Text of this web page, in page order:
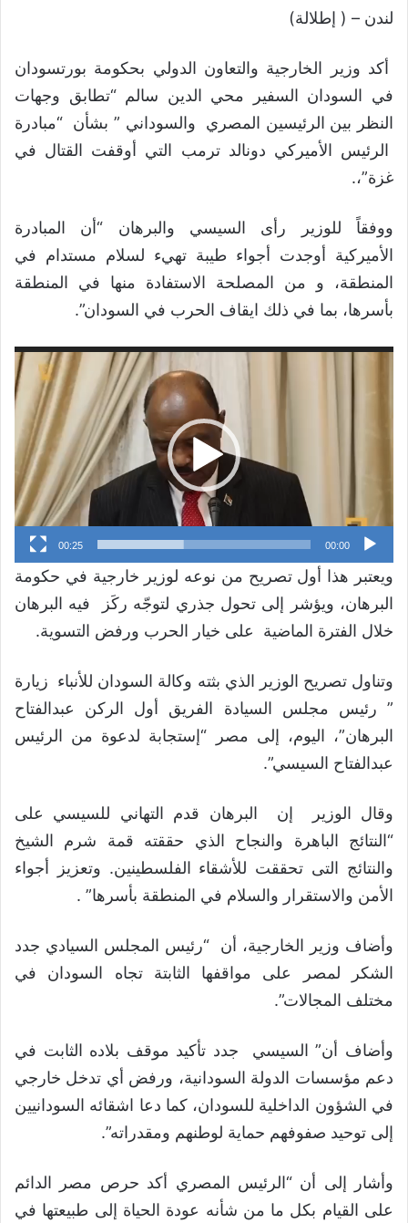
لندن – ( إطلالة)
أكد وزير الخارجية والتعاون الدولي بحكومة بورتسودان
في السودان السفير محي الدين سالم “تطابق وجهات
النظر بين الرئيسين المصري والسوداني ” بشأن “مبادرة
الرئيس الأميركي دونالد ترمب التي أوقفت القتال في
غزة”،.
ووفقاً للوزير رأى السيسي والبرهان “أن المبادرة
الأميركية أوجدت أجواء طيبة تهيء لسلام مستدام في
المنطقة، و من المصلحة الاستفادة منها في المنطقة
بأسرها، بما في ذلك ايقاف الحرب في السودان”.
00:00
00:25
ويعتبر هذا أول تصريح من نوعه لوزير خارجية في حكومة
البرهان، ويؤشر إلى تحول جذري لتوجّه ركَز فيه البرهان
خلال الفترة الماضية على خيار الحرب ورفض التسوية.
وتناول تصريح الوزير الذي بثته وكالة السودان للأنباء زيارة
” رئيس مجلس السيادة الفريق أول الركن عبدالفتاح
البرهان”، اليوم، إلى مصر “إستجابة لدعوة من الرئيس
عبدالفتاح السيسي”.
وقال الوزير إن البرهان قدم التهاني للسيسي على
“النتائج الباهرة والنجاح الذي حققته قمة شرم الشيخ
والنتائج التى تحققت للأشقاء الفلسطينين. وتعزيز أجواء
الأمن والاستقرار والسلام في المنطقة بأسرها” .
وأضاف وزير الخارجية، أن “رئيس المجلس السيادي جدد
الشكر لمصر على مواقفها الثابتة تجاه السودان في
مختلف المجالات”.
وأضاف أن” السيسي جدد تأكيد موقف بلاده الثابت في
دعم مؤسسات الدولة السودانية، ورفض أي تدخل خارجي
في الشؤون الداخلية للسودان، كما دعا اشقائه السودانيين
إلى توحيد صفوفهم حماية لوطنهم ومقدراته”.
وأشار إلى أن “الرئيس المصري أكد حرص مصر الدائم
على القيام بكل ما من شأنه عودة الحياة إلى طبيعتها في